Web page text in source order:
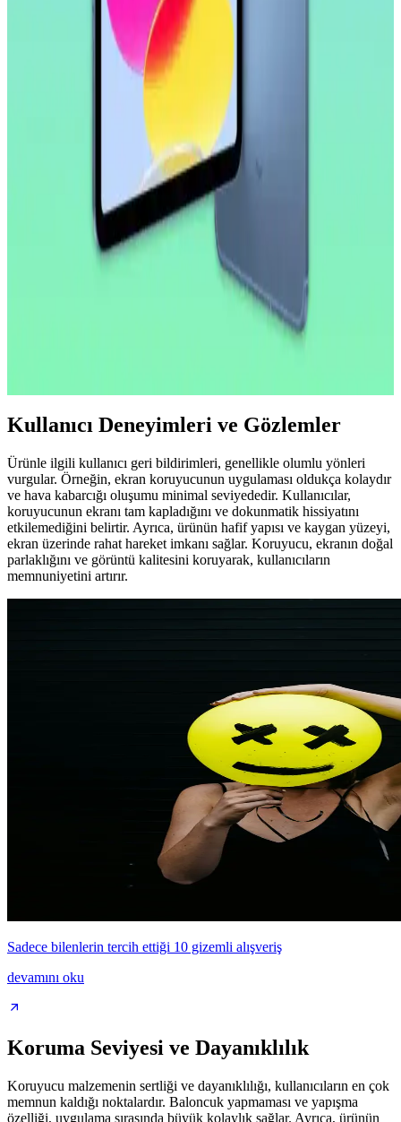
Huawei MatePad 10.4 için Nano Esnek Cam Ekran
Koruyucu İncelemesi ve Kullanıcı Deneyimleri
Huawei MatePad 10.4 uyumlu nano esnek cam ekran koruyucu,
yüksek dayanıklılık ve şeffaflık sağlar, kolay uygulama ve iyi
Apple iPad Pro'da Donanım Sınırlı, Yazılım
Geliştirmeleri Öncelikli Yaklaşım
Apple, iPad Pro'da donanım yeniliklerini sınırlarken, yazılım
tarafında profesyonel kullanıcılar için iPadOS deneyimini
geliştirmeye odaklanıyor. Bu strateji cihazın potansiyelini artırmayı
2026 İlk Yarısında A18 Çipli Yeni iPad Modeli ve
2026'nın ilk yarısında çıkacak yeni iPad modeli A18 çip ve 8 GB
RAM ile performansını artırıyor. OLED ekran ve ProMotion
Kullanıcı Deneyimleri ve Gözlemler
Ürünle ilgili kullanıcı geri bildirimleri, genellikle olumlu yönleri
vurgular. Örneğin, ekran koruyucunun uygulaması oldukça kolaydır
ve hava kabarcığı oluşumu minimal seviyededir. Kullanıcılar,
koruyucunun ekranı tam kapladığını ve dokunmatik hissiyatını
etkilemediğini belirtir. Ayrıca, ürünün hafif yapısı ve kaygan yüzeyi,
ekran üzerinde rahat hareket imkanı sağlar. Koruyucu, ekranın doğal
parlaklığını ve görüntü kalitesini koruyarak, kullanıcıların
memnuniyetini artırır.
Sadece bilenlerin tercih ettiği 10 gizemli alışveriş
devamını oku
Koruma Seviyesi ve Dayanıklılık
Koruyucu malzemenin sertliği ve dayanıklılığı, kullanıcıların en çok
memnun kaldığı noktalardır. Baloncuk yapmaması ve yapışma
özelliği, uygulama sırasında büyük kolaylık sağlar. Ayrıca, ürünün